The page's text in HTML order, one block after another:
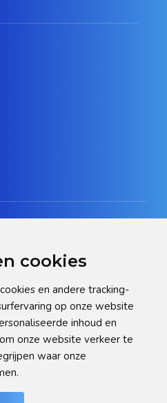
cookies
en andere tracking-
op onze website
inhoud en
onze website verkeer te
waar onze
aan